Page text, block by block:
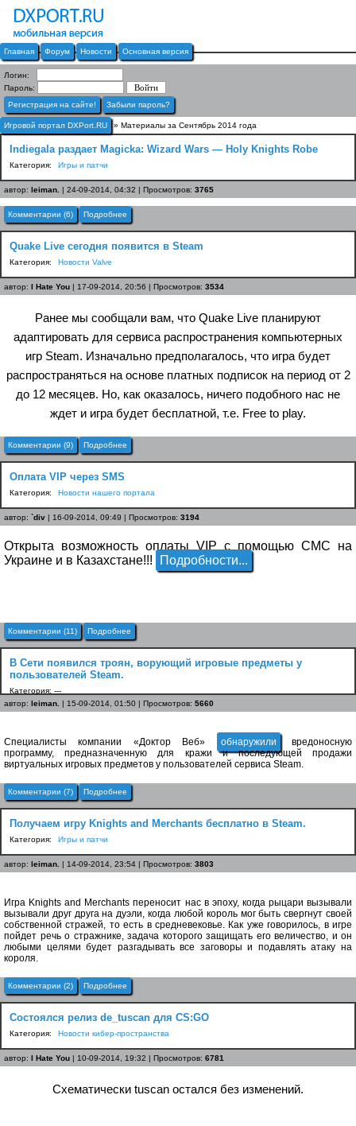
Главная Форум Новости Основная версия
Логин:
Пароль:
Регистрация на сайте!
Забыли пароль?
Игровой портал DXPort.RU » Материалы за Сентябрь 2014 года
Indiegala раздает Magicka: Wizard Wars — Holy Knights Robe
Категория: Игры и патчи
автор: leiman. | 24-09-2014, 04:32 | Просмотров: 3765
Комментарии (6) Подробнее
Quake Live сегодня появится в Steam
Категория: Новости Valve
автор: I Hate You | 17-09-2014, 20:56 | Просмотров: 3534
Ранее мы сообщали вам, что Quake Live планируют
адаптировать для сервиса распространения компьютерных
игр Steam. Изначально предполагалось, что игра будет
распространяться на основе платных подписок на период от 2
до 12 месяцев. Но, как оказалось, ничего подобного нас не
ждет и игра будет бесплатной, т.е. Free to play.
Комментарии (9) Подробнее
Оплата VIP через SMS
Категория: Новости нашего портала
автор: `div | 16-09-2014, 09:49 | Просмотров: 3194
Открыта возможность оплаты VIP с помощью СМС на
Украине и в Казахстане!!!
Подробности...
Комментарии (11) Подробнее
В Сети появился троян, ворующий игровые предметы у
пользователей Steam.
Категория: ---
автор: leiman. | 15-09-2014, 01:50 | Просмотров: 5660
Специалисты компании «Доктор Веб» обнаружили
вредоносную
программу, предназначенную для кражи и последующей продажи
виртуальных игровых предметов у пользователей сервиса Steam.
Комментарии (7) Подробнее
Получаем игру Knights and Merchants бесплатно в Steam.
Категория: Игры и патчи
автор: leiman. | 14-09-2014, 23:54 | Просмотров: 3803
Игра Knights and Merchants переносит нас в эпоху, когда рыцари вызывали
вызывали друг друга на дуэли, когда любой король мог быть свергнут своей
собственной стражей, то есть в средневековье. Как уже говорилось, в игре
пойдет речь о стражнике, задача которого защищать его величество, и он
любыми целями будет разгадывать все заговоры и подавлять атаку на
короля.
Комментарии (2) Подробнее
Состоялся релиз de_tuscan для CS:GO
Категория: Новости кибер-пространства
автор: I Hate You | 10-09-2014, 19:32 | Просмотров: 6781
Схематически tuscan остался без изменений.